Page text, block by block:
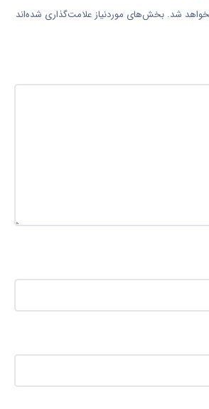
شد. بخش‌های موردنیاز علامت‌گذاری شده‌اند